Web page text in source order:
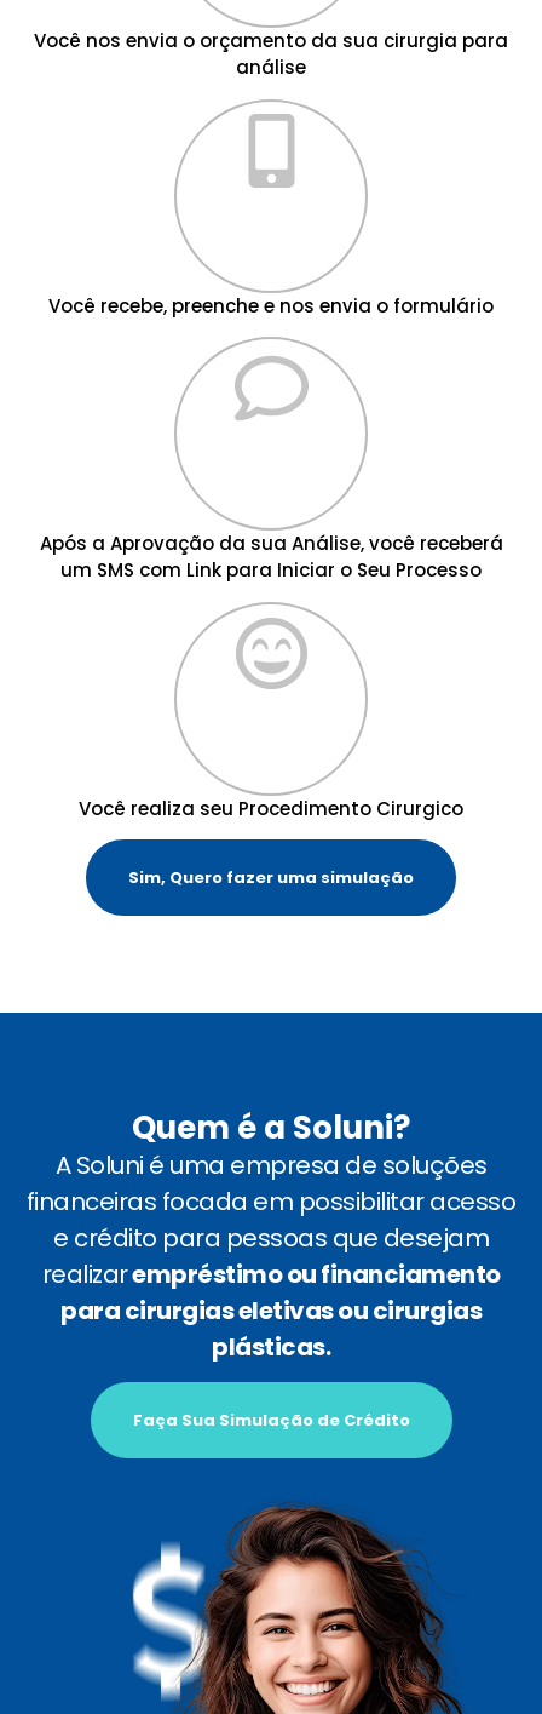
Você nos envia o orçamento da sua cirurgia para
análise
Você recebe, preenche e nos envia o formulário
Após a Aprovação da sua Análise, você receberá
um SMS com Link para Iniciar o Seu Processo
Você realiza seu Procedimento Cirurgico
Sim, Quero fazer uma simulação
Quem é a Soluni?
A Soluni é uma empresa de soluções
financeiras focada em possibilitar acesso
e crédito para pessoas que desejam
realizarempréstimo ou financiamento
para cirurgias eletivas ou cirurgias
plásticas.
Faça Sua Simulação de Crédito